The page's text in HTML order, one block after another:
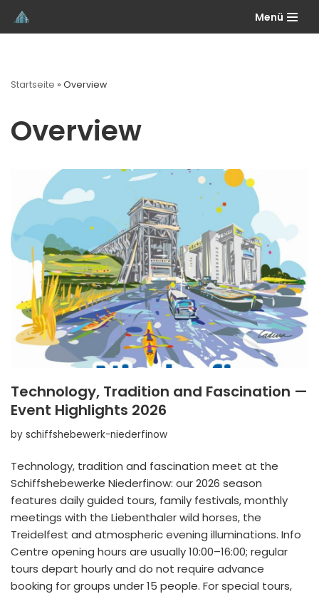
Skip
Menü
Startseite » Overview
Overview
Technology, Tradition and Fascination —
Event Highlights 2026
by schiffshebewerk-niederfinow
Technology, tradition and fascination meet at the
Schiffshebewerke Niederfinow: our 2026 season
features daily guided tours, family festivals, monthly
meetings with the Liebenthaler wild horses, the
Treidelfest and atmospheric evening illuminations. Info
Centre opening hours are usually 10:00–16:00; regular
tours depart hourly and do not require advance
booking for groups under 15 people. For special tours,